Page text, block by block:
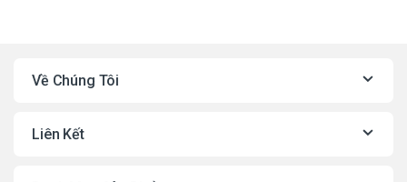
Về Chúng Tôi
Liên Kết